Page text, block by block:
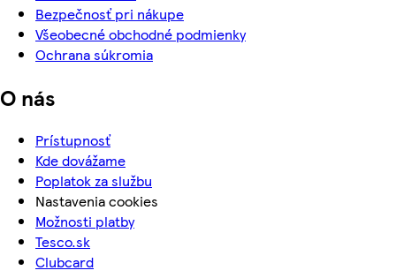
Bezpečnosť pri nákupe
Všeobecné obchodné podmienky
Ochrana súkromia
O nás
Prístupnosť
Kde dovážame
Poplatok za službu
Nastavenia cookies
Možnosti platby
Tesco.sk
Clubcard